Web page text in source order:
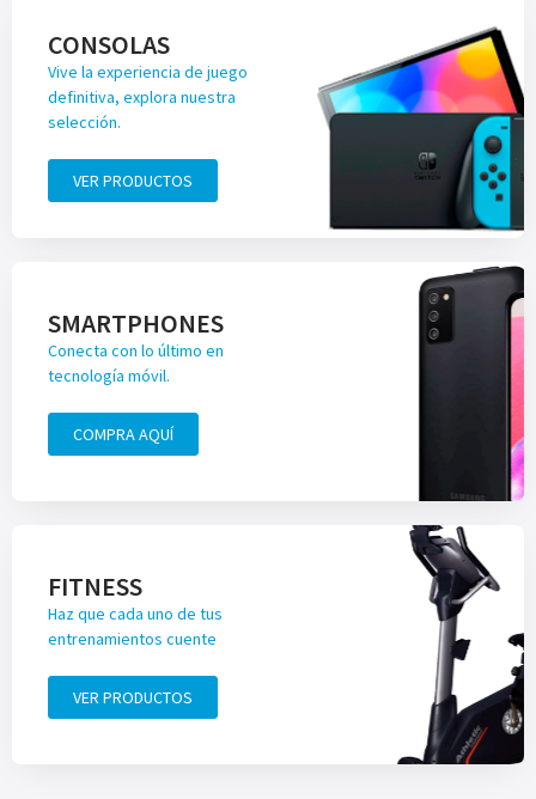
CONSOLAS
Vive la experiencia de juego
definitiva, explora nuestra
selección.
VER PRODUCTOS
SMARTPHONES
Conecta con lo último en
tecnología móvil.
COMPRA AQUÍ
FITNESS
Haz que cada uno de tus
entrenamientos cuente
VER PRODUCTOS